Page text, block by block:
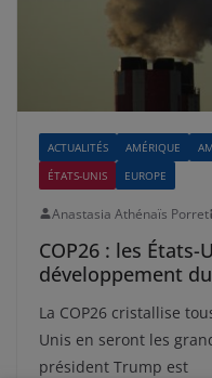
ACTUALITÉS AMÉRIQUE
ÉTATS-UNIS
EUROPE
Anastasia Athénaïs Porret
COP26 : les États-
développement
La COP26 cristallise
Unis en seront les
président Trump est